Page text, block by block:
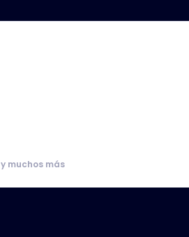
y muchos más